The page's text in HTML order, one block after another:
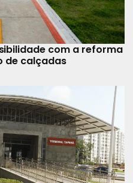
com a reforma
de calçadas